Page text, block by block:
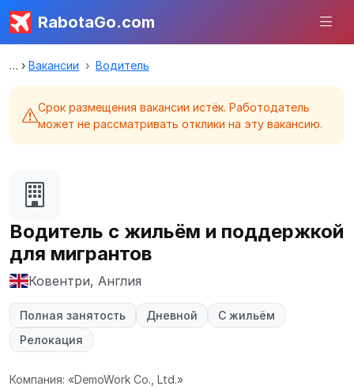
RabotaGo.com
Вакансии Водитель
Срок размещения вакансии истёк. Работодатель
может не рассматривать отклики на эту вакансию.
Водитель с жильём и поддержкой
для мигрантов
Ковентри, Англия
Полная занятость Дневной
С жильём
Релокация
Компания: «DemoWork Co., Ltd.»